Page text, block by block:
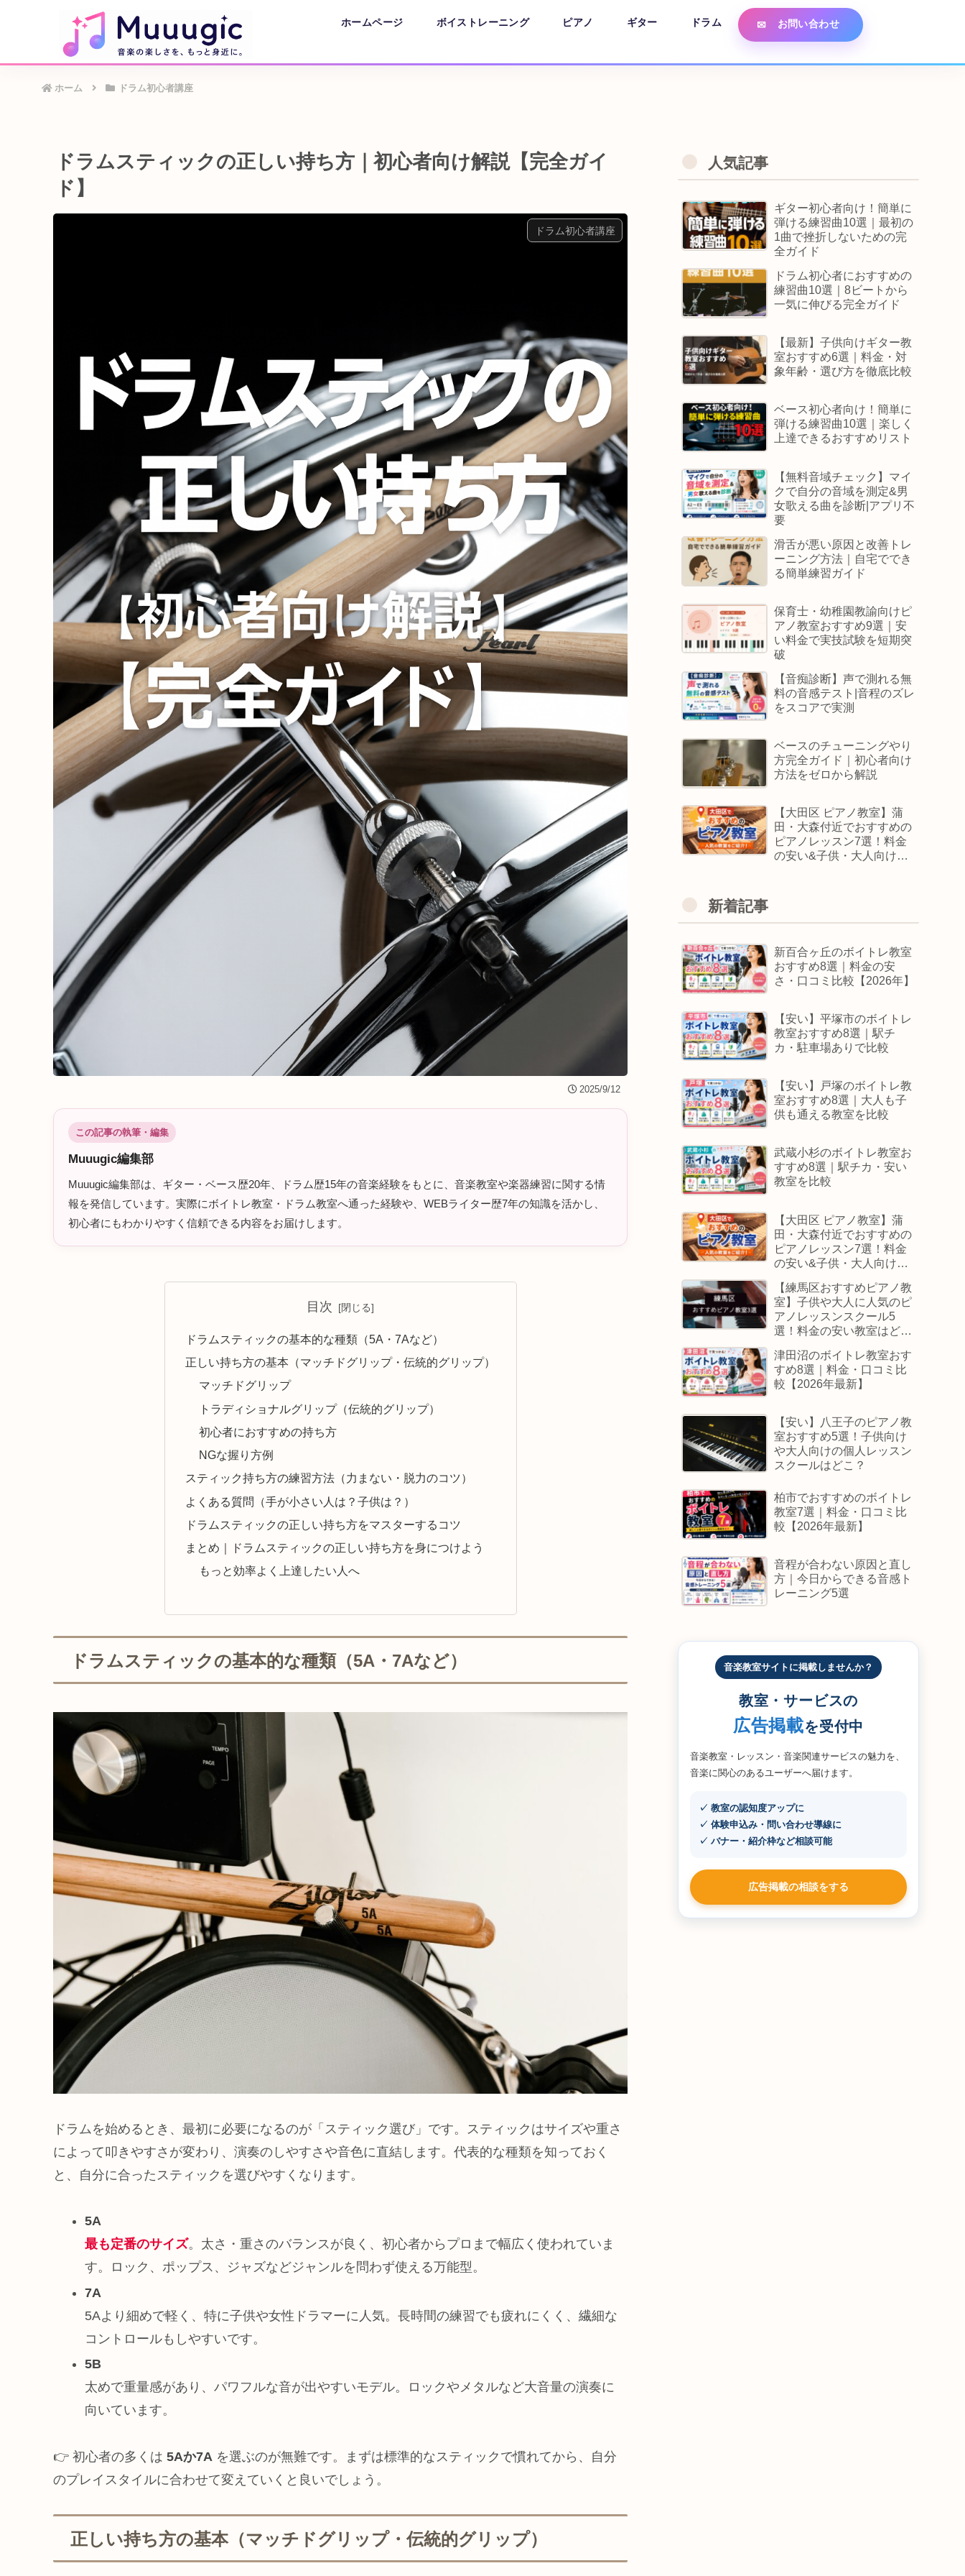
ホームページ ボイストレーニング ピアノ ギター ドラム お問い合わせ
ホーム ドラム初心者講座
ドラムスティックの正しい持ち方｜初心者向け解説【完全ガイ
ド】
ドラム初心者講座
2025/9/12
この記事の執筆・編集
Muuugic編集部
Muuugic編集部は、ギター・ベース歴20年、ドラム歴15年の音楽経験をもとに、音楽教室や楽器練習に関する情
報を発信しています。実際にボイトレ教室・ドラム教室へ通った経験や、WEBライター歴7年の知識を活かし、
初心者にもわかりやすく信頼できる内容をお届けします。
目次
ドラムスティックの基本的な種類（5A・7Aなど）
正しい持ち方の基本（マッチドグリップ・伝統的グリップ）
マッチドグリップ
トラディショナルグリップ（伝統的グリップ）
初心者におすすめの持ち方
NGな握り方例
スティック持ち方の練習方法（力まない・脱力のコツ）
よくある質問（手が小さい人は？子供は？）
ドラムスティックの正しい持ち方をマスターするコツ
まとめ｜ドラムスティックの正しい持ち方を身につけよう
もっと効率よく上達したい人へ
ドラムスティックの基本的な種類（5A・7Aなど）
ドラムを始めるとき、最初に必要になるのが「スティック選び」です。スティックはサイズや重さ
によって叩きやすさが変わり、演奏のしやすさや音色に直結します。代表的な種類を知っておく
と、自分に合ったスティックを選びやすくなります。
5A
最も定番のサイズ。太さ・重さのバランスが良く、初心者からプロまで幅広く使われていま
す。ロック、ポップス、ジャズなどジャンルを問わず使える万能型。
7A
5Aより細めで軽く、特に子供や女性ドラマーに人気。長時間の練習でも疲れにくく、繊細な
コントロールもしやすいです。
5B
太めで重量感があり、パワフルな音が出やすいモデル。ロックやメタルなど大音量の演奏に
向いています。
👉 初心者の多くは 5Aか7A を選ぶのが無難です。まずは標準的なスティックで慣れてから、自分
のプレイスタイルに合わせて変えていくと良いでしょう。
正しい持ち方の基本（マッチドグリップ・伝統的グリップ）
人気記事
ギター初心者向け！簡単に
弾ける練習曲10選｜最初の
1曲で挫折しないための完
全ガイド
ドラム初心者におすすめの
練習曲10選｜8ビートから
一気に伸びる完全ガイド
【最新】子供向けギター教
室おすすめ6選｜料金・対
象年齢・選び方を徹底比較
ベース初心者向け！簡単に
弾ける練習曲10選｜楽しく
上達できるおすすめリスト
【無料音域チェック】マイ
クで自分の音域を測定&男
女歌える曲を診断|アプリ不
要
滑舌が悪い原因と改善トレ
ーニング方法｜自宅ででき
る簡単練習ガイド
保育士・幼稚園教諭向けピ
アノ教室おすすめ9選｜安
い料金で実技試験を短期突
破
【音痴診断】声で測れる無
料の音感テスト|音程のズレ
をスコアで実測
ベースのチューニングやり
方完全ガイド｜初心者向け
方法をゼロから解説
【大田区 ピアノ教室】蒲
田・大森付近でおすすめの
ピアノレッスン7選！料金
の安い&子供・大人向けス
新着記事
新百合ヶ丘のボイトレ教室
おすすめ8選｜料金の安
さ・口コミ比較【2026年】
【安い】平塚市のボイトレ
教室おすすめ8選｜駅チ
カ・駐車場ありで比較
【安い】戸塚のボイトレ教
室おすすめ8選｜大人も子
供も通える教室を比較
武蔵小杉のボイトレ教室お
すすめ8選｜駅チカ・安い
教室を比較
【大田区 ピアノ教室】蒲
田・大森付近でおすすめの
ピアノレッスン7選！料金
の安い&子供・大人向けス
【練馬区おすすめピアノ教
室】子供や大人に人気のピ
アノレッスンスクール5
選！料金の安い教室はど
津田沼のボイトレ教室おす
すめ8選｜料金・口コミ比
較【2026年最新】
【安い】八王子のピアノ教
室おすすめ5選！子供向け
や大人向けの個人レッスン
スクールはどこ？
柏市でおすすめのボイトレ
教室7選｜料金・口コミ比
較【2026年最新】
音程が合わない原因と直し
方｜今日からできる音感ト
レーニング5選
音楽教室サイトに掲載しませんか？
教室・サービスの
広告掲載を受付中
音楽教室・レッスン・音楽関連サービスの魅力を、
音楽に関心のあるユーザーへ届けます。
✓ 教室の認知度アップに
✓ 体験申込み・問い合わせ導線に
✓ バナー・紹介枠など相談可能
広告掲載の相談をする